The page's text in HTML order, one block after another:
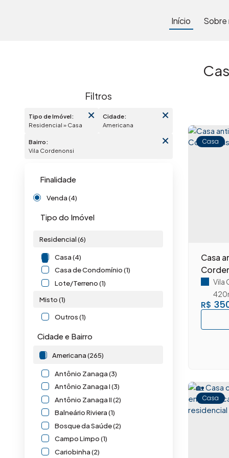
Sobre
Início
Tipo de Imóvel:
Residencial » Casa
Cidade:
Americana
Bairro:
Vila Cordenonsi
Finalidade
Venda (4)
Tipo do Imóvel
Residencial (6)
Casa (4)
Casa de Condomínio (1)
Lote/Terreno (1)
Misto (1)
Outros (1)
Cidade e Bairro
Americana (265)
Antônio Zanaga (3)
Antônio Zanaga I (3)
Antônio Zanaga II (2)
Balneário Riviera (1)
Bosque da Saúde (2)
Campo Limpo (1)
Cariobinha (2)
Casa
Casa
R$
Vila
Casa